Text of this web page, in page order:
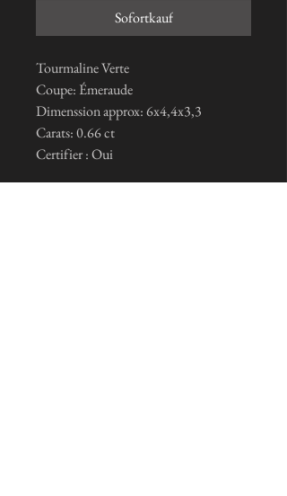
Sofortkauf
Tourmaline Verte
Coupe: Émeraude
Dimenssion approx: 6x4,4x3,3
Carats: 0.66 ct
Certifier : Oui